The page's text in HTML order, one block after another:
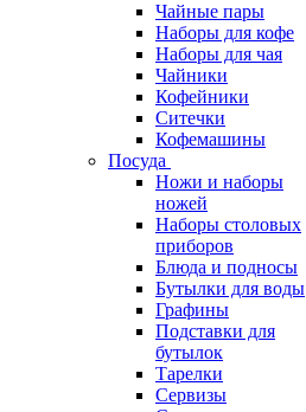
Чайные пары
Наборы для кофе
Наборы для чая
Чайники
Кофейники
Ситечки
Кофемашины
Посуда
Ножи и наборы
ножей
Наборы столовых
приборов
Блюда и подносы
Бутылки для воды
Графины
Подставки для
бутылок
Тарелки
Сервизы